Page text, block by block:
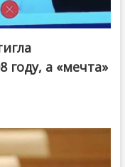
году, а «мечта»